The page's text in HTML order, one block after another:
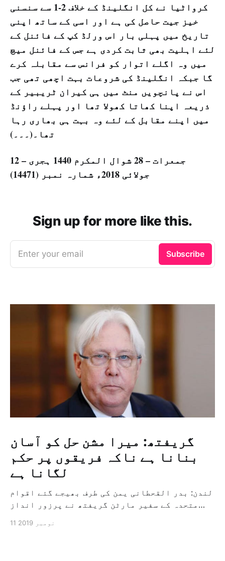
کرواٹیا نے کل انگلینڈ کے خلاف 2-1 سے سنسنی
خیز جیت حاصل کی ہے اور اسی کے ساتھ اپنی
تاریخ میں پہلی بار اس ورلڈ کپ کے فائنل کے
لئے اہلیت بھی ثابت کردی ہے جس کے فائنل میچ
میں وہ اگلے اتوار کو فرانس سے مقابلہ کرے
گا جبکہ انگلینڈ کی شروعات بہت اچھی تھی جب
اس نے پانچویں منٹ میں ہی کیران ٹریبیر کے
ذریعہ اپنا کھاتا کھولا تھا اور پہلے راؤنڈ
میں اپنے مقابل کے لئے وہ بہت ہی بھاری رہا
تھا۔(۔۔۔)
جمعرات – 28 شوال المکرم 1440 ہجری – 12
جولائی 2018ء شمارہ نمبر (14471)
Sign up for more like this.
Enter your email Subscribe
گریفتھ: میرا مشن حل کو آسان
بنانا ہے ناکہ فریقوں پر حکم
لگانا ہے
لندن: بدر القحطانی یمن کی طرف بھیجے گئے اقوام
متحدہ کے سفیر مارٹن گریفتھ نے پرزور انداز
ثالثی اور اس کشمکش کی حدبندی کرنے کے لئے ایک
11 نومبر 2019